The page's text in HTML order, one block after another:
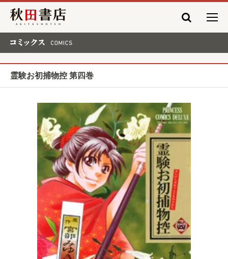
秋田書店
霊験お初捕物控 第四巻